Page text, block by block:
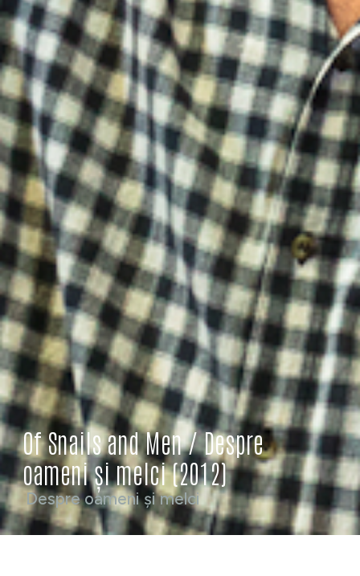
Of Snails and Men / Despre
oameni și melci (2012)
Despre oameni și melci